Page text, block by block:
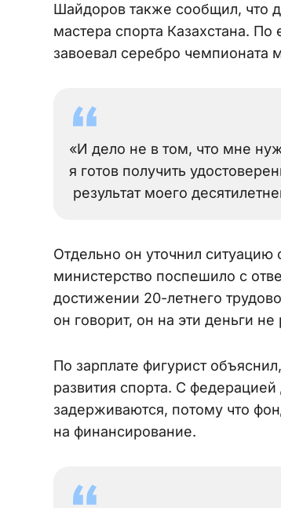
Шайдоров также сообщил, что
мастера спорта Казахстана.
завоевал серебро чемпионата
«И дело не в том, что мне
я готов получить
результат моего
Отдельно он уточнил
министерство поспешило с
достижении 20-летнего
он говорит, он на эти деньги не
По зарплате фигурист
развития спорта. С
задерживаются, потому что
на финансирование.